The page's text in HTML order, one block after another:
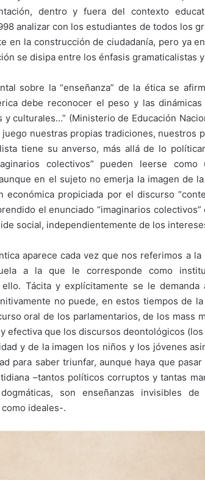
dentro y fuera del contexto
analizar con los estudiantes de todos los
en la construcción de ciudadanía, pero ya
se disipa entre los énfasis gramaticalistas
sobre la “enseñanza” de la ética se
debe reconocer el peso y las
culturales…” (Ministerio de Educación
juego nuestras propias tradiciones, nuestros
tiene su anverso, más allá de lo
colectivos” pueden leerse
en el sujeto no emerja la imagen de
económica propiciada por el discurso
el enunciado “imaginarios
social, independientemente de los
aparece cada vez que nos referimos a
a la que le corresponde como
Tácita y explícitamente se le
no puede, en estos tiempos de
oral de los parlamentarios, de los mass
efectiva que los discursos deontológicos
y de la imagen los niños y los jóvenes
para saber triunfar, aunque haya que
–tantos políticos corruptos y tantas
son enseñanzas invisibles
ideales-.